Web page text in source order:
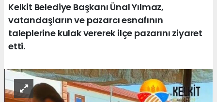
Kelkit Belediye Başkanı Ünal Yılmaz,
vatandaşların ve pazarcı esnafının
taleplerine kulak vererek ilçe pazarını ziyaret
etti.